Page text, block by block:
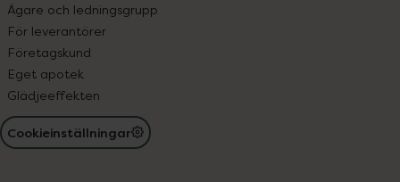
Ägare och ledningsgrupp
För leverantörer
Företagskund
Eget apotek
Glädjeeffekten
Cookieinställningar